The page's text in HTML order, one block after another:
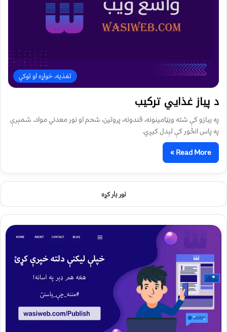
تغذیه، خواړه او توکي
د پياز غذايي ترکیب
په يبازو کې شته ویټامینونه، قندونه، پروتین، شحم او نور معدني مواد. شمېرې
په پاس انځور کې لېدل کیږي.
Read More »
نور بار کړه